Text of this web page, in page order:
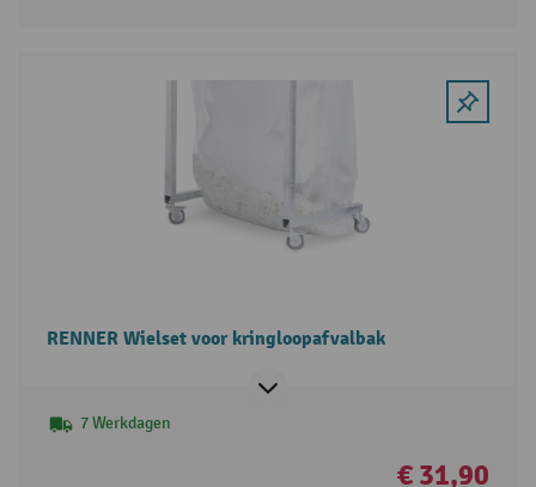
RENNER Wielset voor kringloopafvalbak
7 Werkdagen
€ 31,90